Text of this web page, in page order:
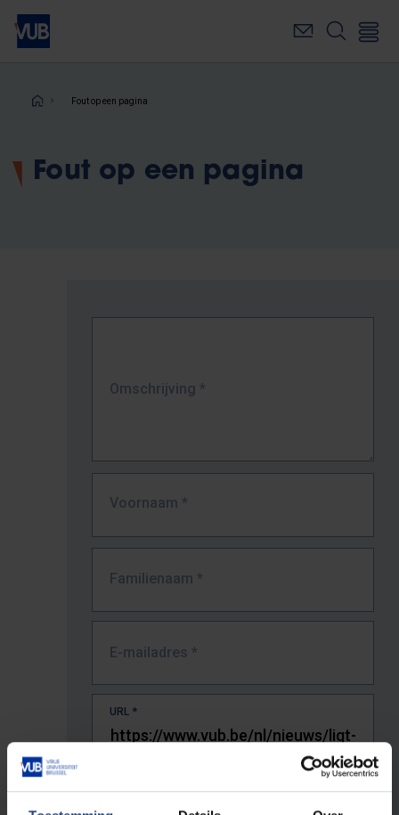
Overslaan
naar
inhoudKruimelpad
Fout op een pagina
Fout op een pagina
Omschrijving *
Voornaam *
Familienaam *
E-mailadres *
URL *
De volledige URL van de pagina waar je de fout zag.